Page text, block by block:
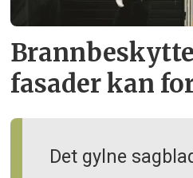
fasader kan
Det gylne